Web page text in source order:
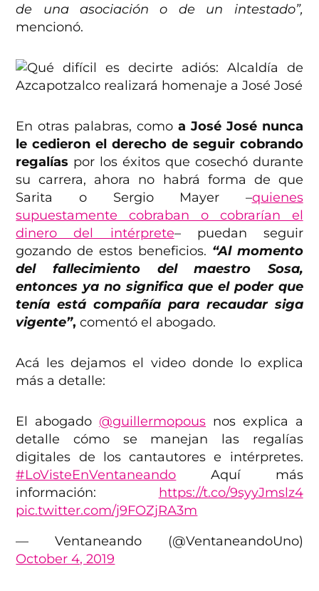
de una asociación o de un intestado”,
mencionó.
En otras palabras, como a José José nunca
le cedieron el derecho de seguir cobrando
regalías por los éxitos que cosechó durante
su carrera, ahora no habrá forma de que
Sarita o Sergio Mayer –quienes
supuestamente cobraban o cobrarían el
dinero del intérprete– puedan seguir
gozando de estos beneficios. “Al momento
del fallecimiento del maestro Sosa,
entonces ya no significa que el poder que
tenía está compañía para recaudar siga
vigente”, comentó el abogado.
Acá les dejamos el video donde lo explica
más a detalle:
El abogado @guillermopous nos explica a
detalle cómo se manejan las regalías
digitales de los cantautores e intérpretes.
#LoVisteEnVentaneando Aquí más
información: https://t.co/9syyJmslz4
pic.twitter.com/j9FOZjRA3m
— Ventaneando (@VentaneandoUno)
October 4, 2019